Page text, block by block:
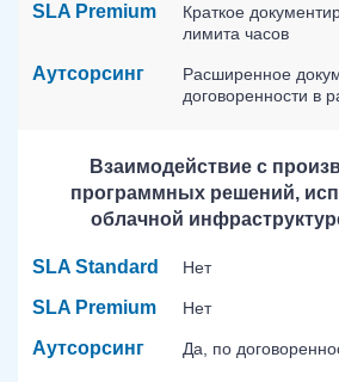
SLA Premium
Краткое
лимита часов
Аутсорсинг
Расширенное
договоренности в
Взаимодействие с
программных решений,
облачной
SLA Standard Нет
SLA Premium Нет
Аутсорсинг Да, по